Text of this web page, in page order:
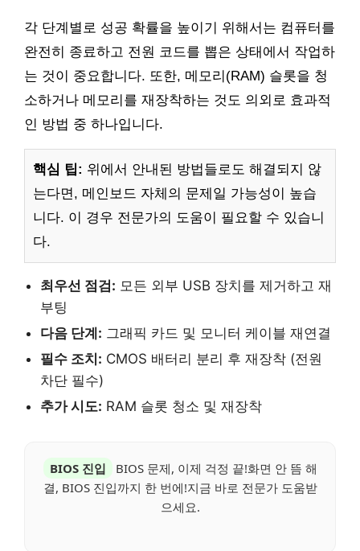
각 단계별로 성공 확률을 높이기 위해서는 컴퓨터를
완전히 종료하고 전원 코드를 뽑은 상태에서 작업하
는 것이 중요합니다. 또한, 메모리(RAM) 슬롯을 청
소하거나 메모리를 재장착하는 것도 의외로 효과적
인 방법 중 하나입니다.
핵심 팁: 위에서 안내된 방법들로도 해결되지 않
는다면, 메인보드 자체의 문제일 가능성이 높습
니다. 이 경우 전문가의 도움이 필요할 수 있습니
다.
최우선 점검: 모든 외부 USB 장치를 제거하고 재
부팅
다음 단계: 그래픽 카드 및 모니터 케이블 재연결
필수 조치: CMOS 배터리 분리 후 재장착 (전원
차단 필수)
추가 시도: RAM 슬롯 청소 및 재장착
BIOS 진입
BIOS 문제, 이제 걱정 끝!화면 안 뜸 해
결, BIOS 진입까지 한 번에!지금 바로 전문가 도움받
으세요.